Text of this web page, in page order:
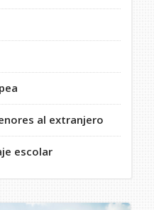
al extranjero
escolar